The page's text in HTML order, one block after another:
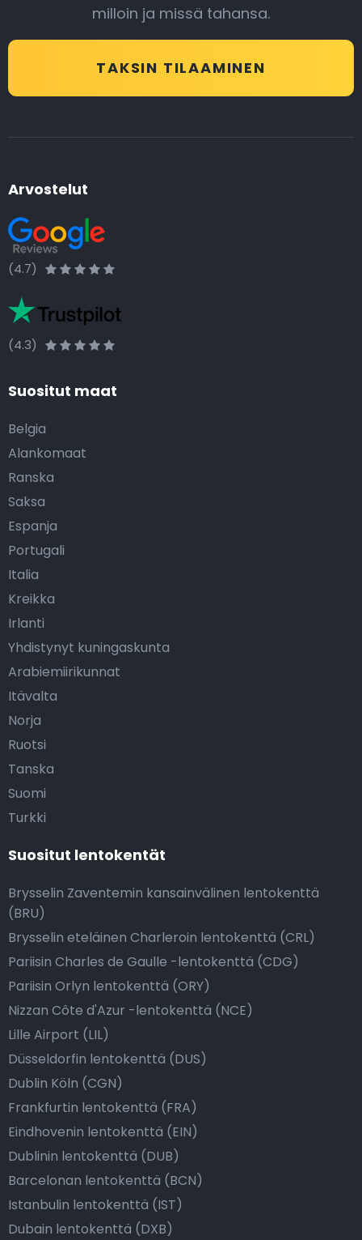
milloin ja missä tahansa.
TAKSIN TILAAMINEN
Arvostelut
(4.7)
(4.3)
Suositut maat
Belgia
Alankomaat
Ranska
Saksa
Espanja
Portugali
Italia
Kreikka
Irlanti
Yhdistynyt kuningaskunta
Arabiemiirikunnat
Itävalta
Norja
Ruotsi
Tanska
Suomi
Turkki
Suositut lentokentät
Brysselin Zaventemin kansainvälinen lentokenttä
(BRU)
Brysselin eteläinen Charleroin lentokenttä (CRL)
Pariisin Charles de Gaulle -lentokenttä (CDG)
Pariisin Orlyn lentokenttä (ORY)
Nizzan Côte d'Azur -lentokenttä (NCE)
Lille Airport (LIL)
Düsseldorfin lentokenttä (DUS)
Dublin Köln (CGN)
Frankfurtin lentokenttä (FRA)
Eindhovenin lentokenttä (EIN)
Dublinin lentokenttä (DUB)
Barcelonan lentokenttä (BCN)
Istanbulin lentokenttä (IST)
Dubain lentokenttä (DXB)